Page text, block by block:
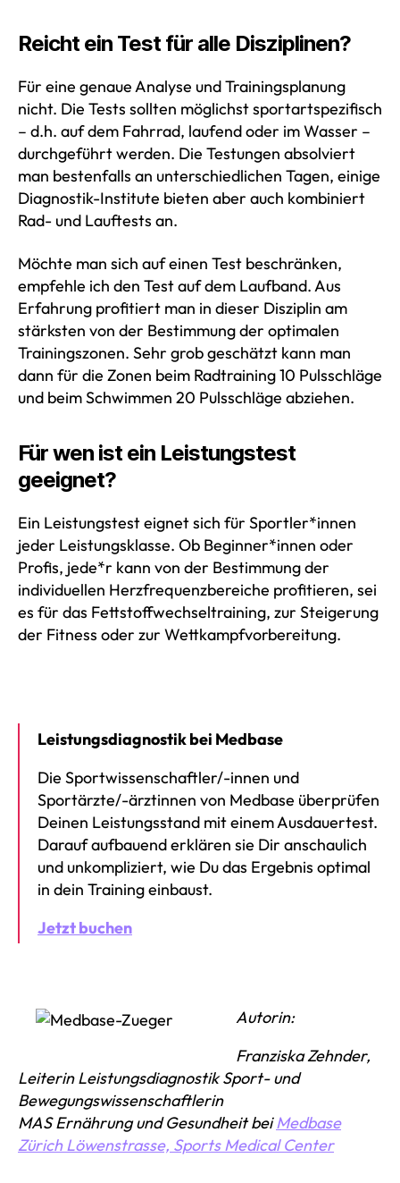
Reicht ein Test für alle Disziplinen?
Für eine genaue Analyse und Trainingsplanung
nicht. Die Tests sollten möglichst sportartspezifisch
– d.h. auf dem Fahrrad, laufend oder im Wasser –
durchgeführt werden. Die Testungen absolviert
man bestenfalls an unterschiedlichen Tagen, einige
Diagnostik-Institute bieten aber auch kombiniert
Rad- und Lauftests an.
Möchte man sich auf einen Test beschränken,
empfehle ich den Test auf dem Laufband. Aus
Erfahrung profitiert man in dieser Disziplin am
stärksten von der Bestimmung der optimalen
Trainingszonen. Sehr grob geschätzt kann man
dann für die Zonen beim Radtraining 10 Pulsschläge
und beim Schwimmen 20 Pulsschläge abziehen.
Für wen ist ein Leistungstest
geeignet?
Ein Leistungstest eignet sich für Sportler*innen
jeder Leistungsklasse. Ob Beginner*innen oder
Profis, jede*r kann von der Bestimmung der
individuellen Herzfrequenzbereiche profitieren, sei
es für das Fettstoffwechseltraining, zur Steigerung
der Fitness oder zur Wettkampfvorbereitung.
Leistungsdiagnostik bei Medbase
Die Sportwissenschaftler/-innen und
Sportärzte/-ärztinnen von Medbase überprüfen
Deinen Leistungsstand mit einem Ausdauertest.
Darauf aufbauend erklären sie Dir anschaulich
und unkompliziert, wie Du das Ergebnis optimal
in dein Training einbaust.
Jetzt buchen
Autorin:
Franziska Zehnder,
Leiterin LeistungsdiagnostikSport- und
Bewegungswissenschaftlerin
MAS Ernährung und Gesundheit beiMedbase
Zürich Löwenstrasse, Sports Medical Center